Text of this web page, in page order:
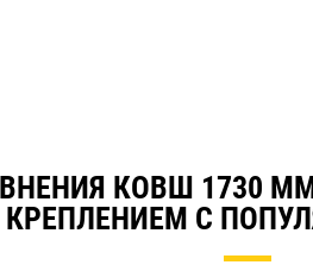
КОВШ 1730
С